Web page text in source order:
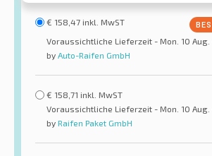
€ 158,47 inkl. MwST
Voraussichtliche Lieferzeit - Mon. 10 Aug.
by Auto-Raifen GmbH
€ 158,71 inkl. MwST
Voraussichtliche Lieferzeit - Mon. 10 Aug.
by Raifen Paket GmbH